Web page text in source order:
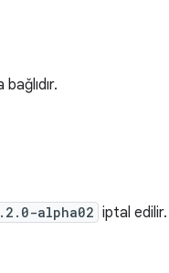
bağlıdır.
alpha02 iptal edilir.